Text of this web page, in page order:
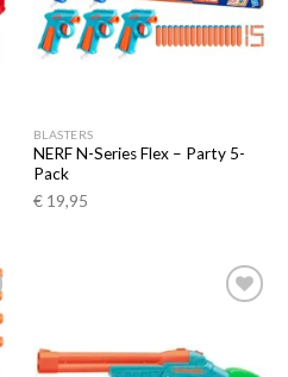
BLASTERS
NERF N-Series Flex – Party 5-
Pack
€19,95
verlanglijst